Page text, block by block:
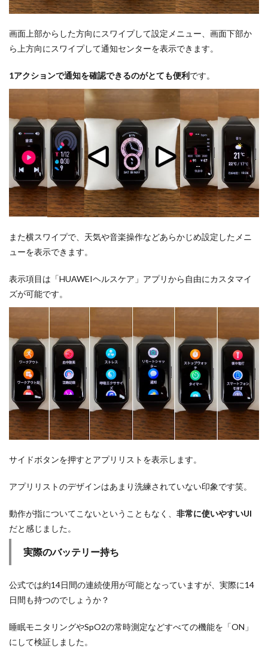
画面上部からした方向にスワイプして設定メニュー、画面下部か
ら上方向にスワイプして通知センターを表示できます。
1アクションで通知を確認できるのがとても便利です。
また横スワイプで、天気や音楽操作などあらかじめ設定したメニ
ューを表示できます。
表示項目は「HUAWEIヘルスケア」アプリから自由にカスタマイ
ズが可能です。
サイドボタンを押すとアプリリストを表示します。
アプリリストのデザインはあまり洗練されていない印象です笑。
動作が指についてこないということもなく、 非常に使いやすいUI
だと感じました。
実際のバッテリー持ち
公式では約14日間の連続使用が可能となっていますが、実際に14
日間も持つのでしょうか？
睡眠モニタリングやSpO2の常時測定などすべての機能を「ON」
にして検証しました。